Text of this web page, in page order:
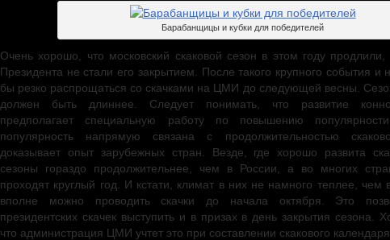
Барабанщицы и кубки для победителей
Очень хорошо, что московский скаковой сезон в этом году
Президента не стали его закрытием. После такого крупного события и
бы резко распрощаться со скачками на ЦМИ до следующей весны.
должен быть длиннее. Следует понимать, что развитие
предполагает специальную работу по повышению
популярность напрямую связана с продолжительностью
доказывает опыт зарубежных стран. Везде, где хорошо развита
сезоны гораздо продолжительнее, чем в России, а во многих
проходят круглый год. И кстати, климат в них не намного теплее,
вполне можно проводить скачки до начала октября. Это
президентских скачек выступить и в призах в день закрытия сезона.
что администрация ЦМИ учтет это при составлении скакового